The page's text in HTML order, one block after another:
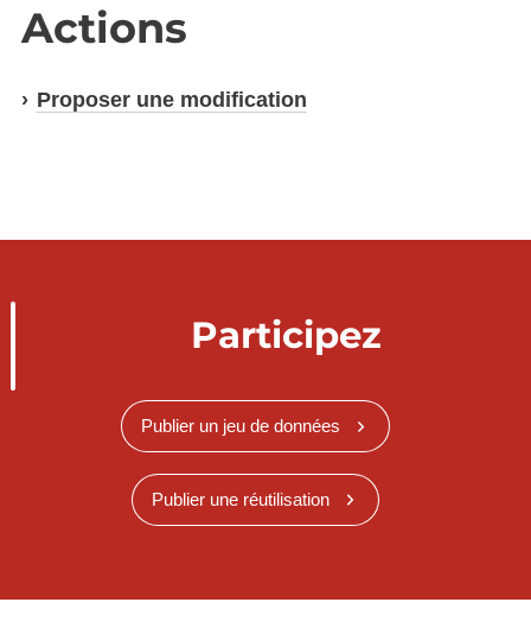
Actions
Proposer une modification
Participez
Publier un jeu de données
Publier une réutilisation